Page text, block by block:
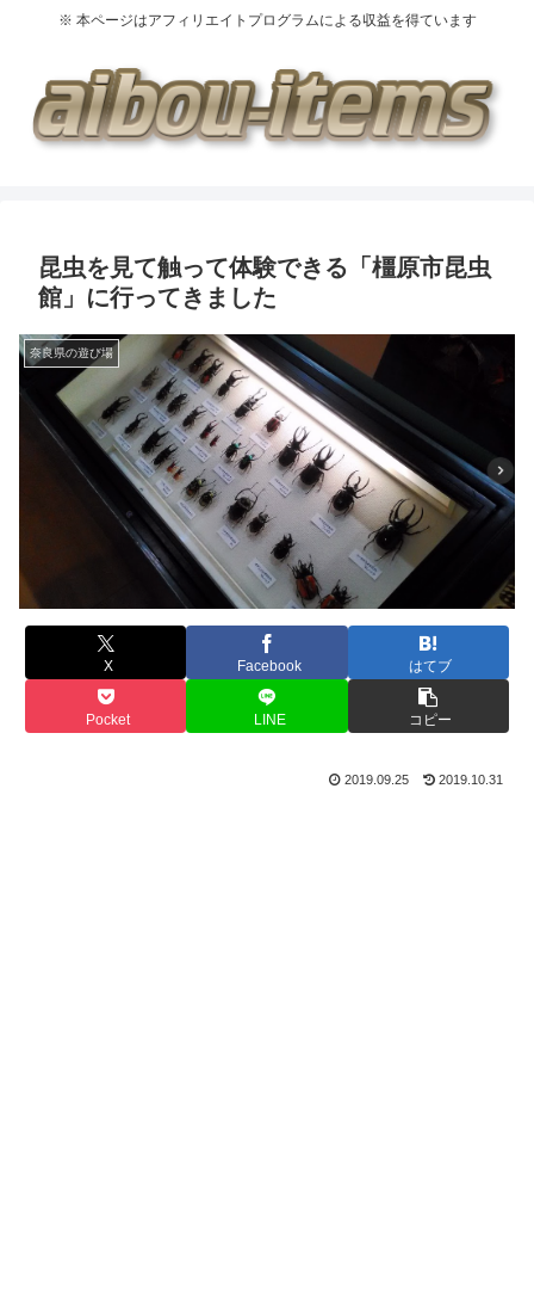
※ 本ページはアフィリエイトプログラムによる収益を得ています
昆虫を見て触って体験できる「橿原市昆虫
館」に行ってきました
奈良県の遊び場
X Facebook はてブ
Pocket LINE コピー
2019.09.25 2019.10.31